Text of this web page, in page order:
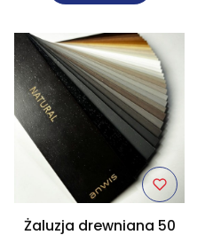
Żaluzja drewniana 50